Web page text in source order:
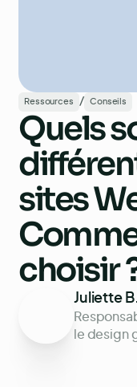
Ressources / Conseils
Quels
sites
choisir
Juliette
le design